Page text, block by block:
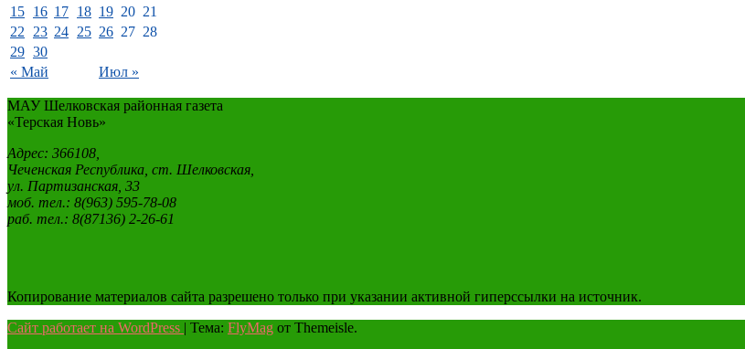
« Май Июл »
15 16 17 18 19 20 21
22
23 24 25 26 27 28
29 30
МАУ Шелковская районная газета
«Терская Новь»
Адрес: 366108,
Чеченская Республика, ст. Шелковская,
ул. Партизанская, 33
моб. тел.: 8(963) 595-78-08
раб. тел.: 8(87136) 2-26-61
Копирование материалов сайта разрешено только при указании активной гиперссылки на источник.
Сайт работает на WordPress | Тема: FlyMag от Themeisle.